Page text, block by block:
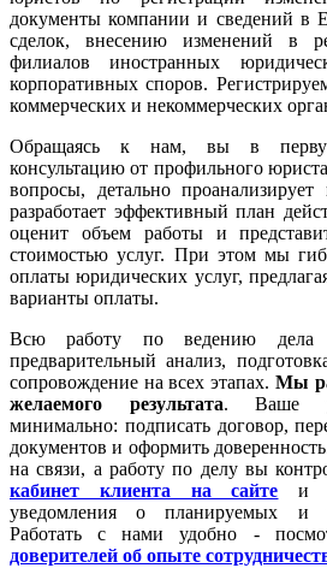
документы компании и сведений
сделок, внесению изменений в
филиалов иностранных
корпоративных споров.
коммерческих и некоммерческих
Обращаясь к нам, вы в первую
консультацию от профильного
вопросы, детально
разработает эффективный план
оценит объем работы и
стоимостью услуг. При этом мы
оплаты юридических услуг,
варианты оплаты.
Всю работу по ведению
предварительный анализ,
сопровождение на всех этапах. Мы
желаемого результата. Ваше
минимально: подписать договор,
документов и оформить
на связи, а работу по делу вы
кабинет клиента на сайте и
уведомления о планируемых и
Работать с нами удобно -
доверителей об опыте